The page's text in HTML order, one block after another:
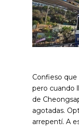
Confieso que
pero cuando
de
agotadas.
arrepentí. A